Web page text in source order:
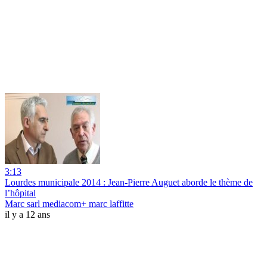
3:13
Lourdes municipale 2014 : Jean-Pierre Auguet aborde le thème de
l’hôpital
Marc sarl mediacom+ marc laffitte
il y a 12 ans